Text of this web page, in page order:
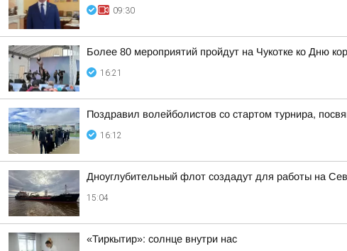
09:30
Более 80 мероприятий пройдут на Чукотке ко Дню
16:21
Поздравил волейболистов со стартом турнира,
16:12
Дноуглубительный флот создадут для работы на
15:04
«Тиркытир»: солнце внутри нас